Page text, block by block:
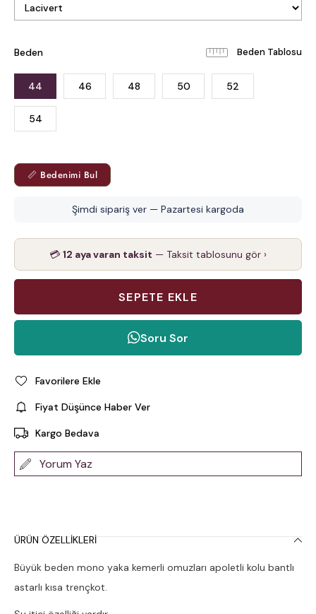
Beden Beden Tablosu
44 46 48 50 52
54
📏 Bedenimi Bul
Şimdi sipariş ver — Pazartesi kargoda
💳 12 aya varan taksit — Taksit tablosunu gör ›
Soru Sor
Favorilere Ekle
Fiyat Düşünce Haber Ver
Kargo Bedava
Yorum Yaz
ÜRÜN ÖZELLIKLERI
Büyük beden mono yaka kemerli omuzları apoletli kolu bantlı
astarlı kısa trençkot.